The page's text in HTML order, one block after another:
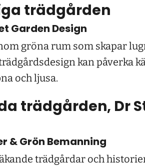
trädgården
Garden Design
gröna rum som skapar
kan påverka
och ljusa.
trädgården, Dr
& Grön Bemanning
trädgårdar och